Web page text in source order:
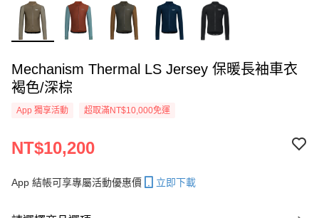
Mechanism Thermal LS Jersey 保暖長袖車衣
褐色/深棕
App 獨享活動 超取滿NT$10,000免運
NT$10,200
App 結帳可享專屬活動優惠價 立即下載